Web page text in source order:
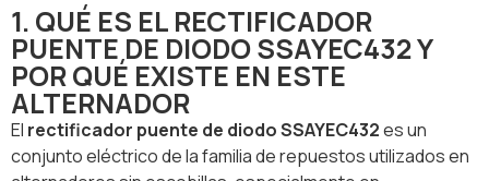
1. QUÉ ES EL RECTIFICADOR
PUENTE DE DIODO SSAYEC432 Y
POR QUÉ EXISTE EN ESTE
ALTERNADOR
El rectificador puente de diodo SSAYEC432es un
conjunto eléctrico de la familia de repuestos utilizados en